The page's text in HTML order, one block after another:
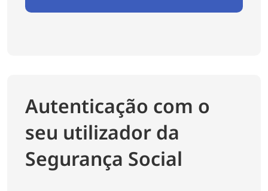
Autenticação com o
seu utilizador da
Segurança Social